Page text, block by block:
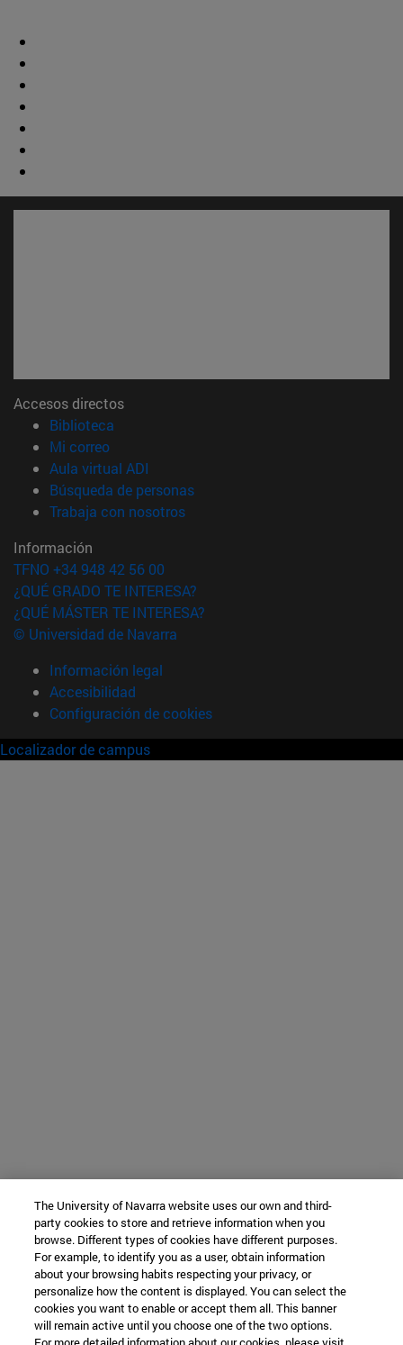
Accesos directos
Biblioteca
Mi correo(abre en nueva ventana)
Aula virtual ADI
Búsqueda de personas(abre en nueva ventana)
Trabaja con nosotros(abre en nueva ventana)
Información
TFNO +34 948 42 56 00
¿QUÉ GRADO TE INTERESA?
¿QUÉ MÁSTER TE INTERESA?
© Universidad de Navarra
Información legal
Accesibilidad
Configuración de cookies
Localizador de campus
The University of Navarra website uses our own and third-
party cookies to store and retrieve information when you
browse. Different types of cookies have different purposes.
For example, to identify you as a user, obtain information
about your browsing habits respecting your privacy, or
personalize how the content is displayed. You can select the
cookies you want to enable or accept them all. This banner
will remain active until you choose one of the two options.